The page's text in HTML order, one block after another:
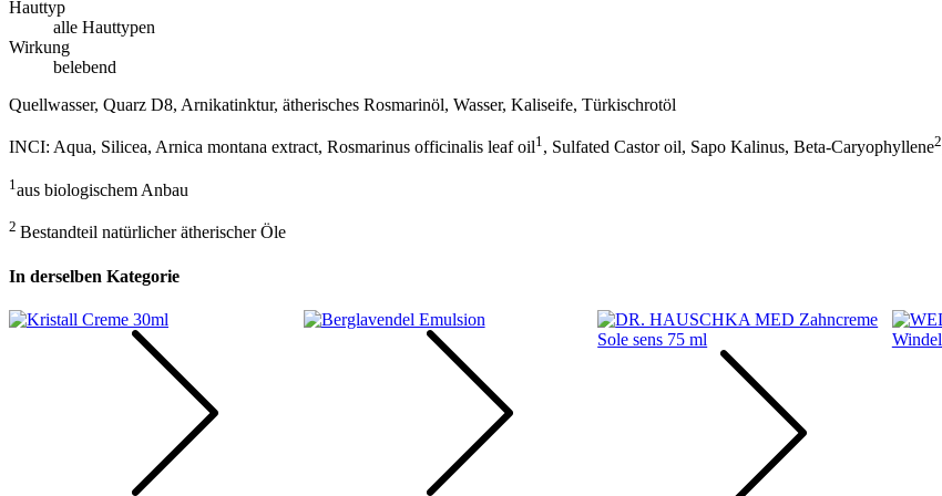
Hauttyp
alle Hauttypen
Wirkung
belebend
Quellwasser, Quarz D8, Arnikatinktur, ätherisches Rosmarinöl, Wasser, Kaliseife, Türkischrotöl
INCI: Aqua, Silicea, Arnica montana extract, Rosmarinus officinalis leaf oil1, Sulfated Castor oil, Sapo Kalinus, Beta-Caryophyllene2
1 aus biologischem Anbau
2 Bestandteil natürlicher ätherischer Öle
In derselben Kategorie